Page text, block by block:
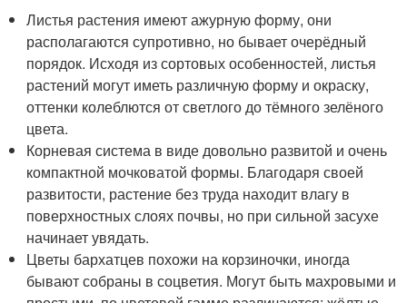
Листья растения имеют ажурную форму, они
располагаются супротивно, но бывает очерёдный
порядок. Исходя из сортовых особенностей, листья
растений могут иметь различную форму и окраску,
оттенки колеблются от светлого до тёмного зелёного
цвета.
Корневая система в виде довольно развитой и очень
компактной мочковатой формы. Благодаря своей
развитости, растение без труда находит влагу в
поверхностных слоях почвы, но при сильной засухе
начинает увядать.
Цветы бархатцев похожи на корзиночки, иногда
бывают собраны в соцветия. Могут быть махровыми и